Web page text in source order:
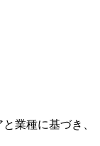
業種に基づき、